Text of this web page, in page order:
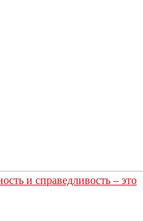
и справедливость – это